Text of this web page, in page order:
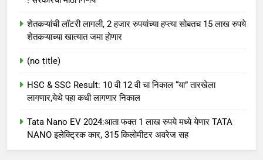
शेतकऱ्यांची लॉटरी लागली, 2 हजार रुपयांच्या हप्त्या सोबतच 15 लाख रुपये
शेतकऱ्याच्या खात्यात जमा होणार
(no title)
HSC & SSC Result: 10 वी 12 वी चा निकाल “या” तारखेला
लागणार,येथे पहा कधी लागणार निकाल
Tata Nano EV 2024:आता फक्त 1 लाख रुपये मध्ये येणार TATA
NANO इलेक्ट्रिक कार, 315 किलोमीटर अवरेज सह